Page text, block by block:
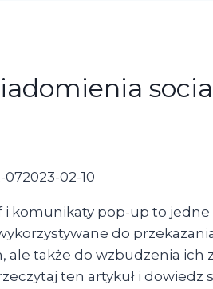
072023-02-10
komunikaty pop-up to
do
także do wzbudzenia ich
ten artykuł i dowiedz